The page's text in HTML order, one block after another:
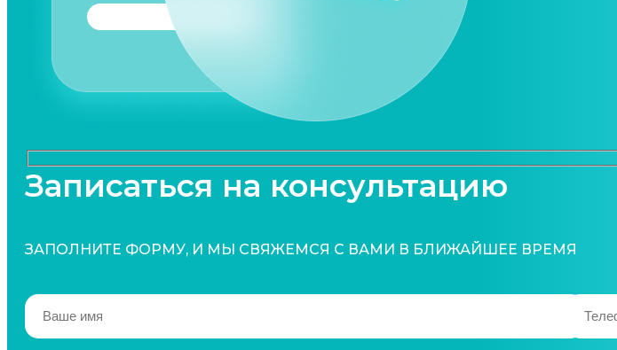
Записаться на консультацию
ЗАПОЛНИТЕ ФОРМУ, И МЫ СВЯЖЕМСЯ С ВАМИ В БЛИЖАЙШЕЕ ВРЕМЯ